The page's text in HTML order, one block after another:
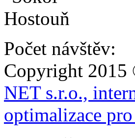
Počet návštěv:
Copyright
NET s.r.o.,
optimalizace